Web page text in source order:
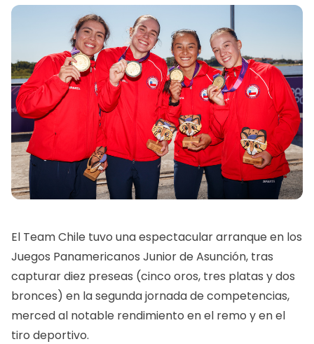
El Team Chile tuvo una espectacular arranque en los
Juegos Panamericanos Junior de Asunción, tras
capturar diez preseas (cinco oros, tres platas y dos
bronces) en la segunda jornada de competencias,
merced al notable rendimiento en el remo y en el
tiro deportivo.